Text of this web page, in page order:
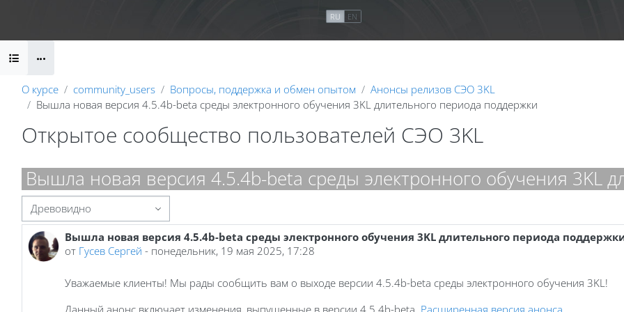
RU EN
Блоки
О курсе community_users Вопросы, поддержка и обмен опытом
Анонсы релизов СЭО 3KL
Вышла новая версия 4.5.4b-beta среды электронного обучения 3KL длительного периода поддержки
Открытое сообщество пользователей СЭО 3KL
Блоки
Вышла новая версия 4.5.4b-beta среды электронного обучения 3KL
Режим отображения
Вышла новая версия 4.5.4b-beta среды электронного обучения 3KL длительного периода
от Гусев Сергей - понедельник, 19 мая 2025, 17:28
Количество ответов: 0
Уважаемые клиенты! Мы рады сообщить вам о выходе версии 4.5.4b-beta среды электронного обучения 3KL!
Данный анонс включает изменения, выпущенные в версии 4.5.4b-beta. Расширенная версия анонса.